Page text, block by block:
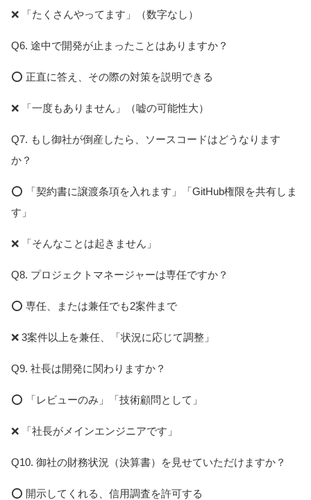
❌ 「たくさんやってます」（数字なし）
Q6. 途中で開発が止まったことはありますか？
⭕ 正直に答え、その際の対策を説明できる
❌ 「一度もありません」（嘘の可能性大）
Q7. もし御社が倒産したら、ソースコードはどうなります
か？
⭕ 「契約書に譲渡条項を入れます」「GitHub権限を共有しま
す」
❌ 「そんなことは起きません」
Q8. プロジェクトマネージャーは専任ですか？
⭕ 専任、または兼任でも2案件まで
❌ 3案件以上を兼任、「状況に応じて調整」
Q9. 社長は開発に関わりますか？
⭕ 「レビューのみ」「技術顧問として」
❌ 「社長がメインエンジニアです」
Q10. 御社の財務状況（決算書）を見せていただけますか？
⭕ 開示してくれる、信用調査を許可する